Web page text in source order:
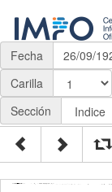
Fecha
Carilla
Sección